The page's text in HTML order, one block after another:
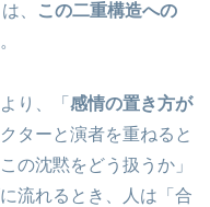
、
この二重構造への
り、「 感情の置き方が
ターと演者を重ねると
の沈黙をどう扱うか」
流れるとき、人は「合